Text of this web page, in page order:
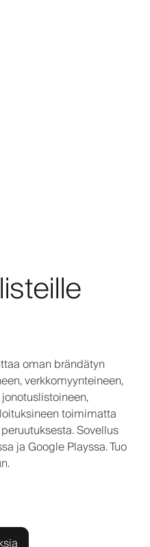
oman brändätyn
verkkomyynteineen,
toimimatta
Sovellus
ja Google Playssa. Tuo